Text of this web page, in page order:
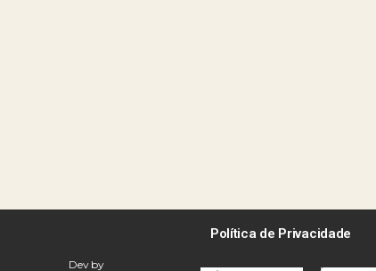
Dev by
Política de Privacidade